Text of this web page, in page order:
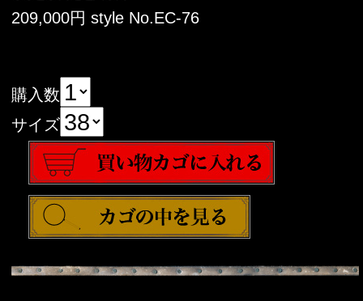
209,000円 style No.EC-76
購入数
サイズ